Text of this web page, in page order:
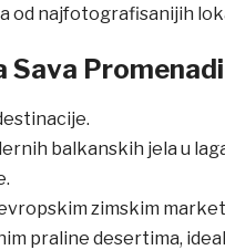
od najfotografisanijih
Sava Promenadi
balkanskih jela u
zimskim
praline desertima,